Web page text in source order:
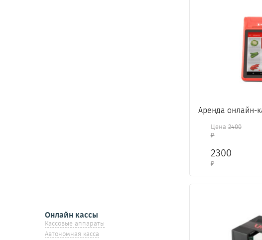
Онлайн кассы
Кассовые аппараты
Автономная касса
Аренда онлайн-
Цена2400
₽
2300
₽